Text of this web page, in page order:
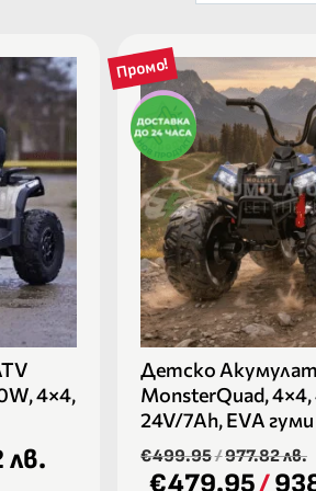
4×4,
лв.
Промо!
Детско
MonsterQuad,
24V/7Ah, EVA гуми
€499.95/977.82 лв.
€479.95/